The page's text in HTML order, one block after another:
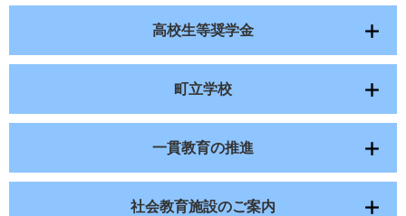
高校生等奨学金
町立学校
一貫教育の推進
社会教育施設のご案内